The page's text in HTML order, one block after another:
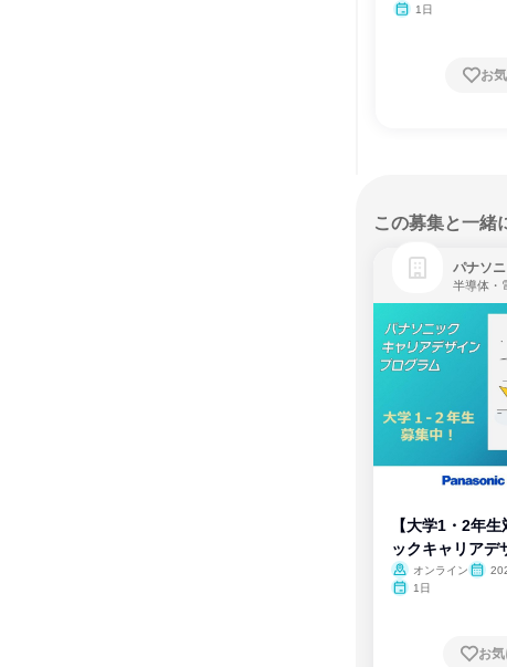
1日
お
この募集と一緒
パナソ
半導体・
【大学1・2年
ックキャリアデ
ム
オンライン
1日
お気